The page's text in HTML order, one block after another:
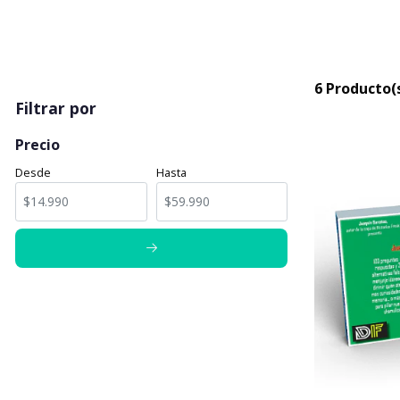
Filtrar por
Precio
Desde Hasta
6